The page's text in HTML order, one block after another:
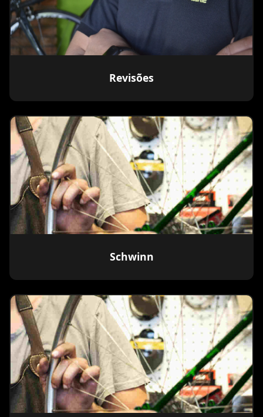
Revisões
Schwinn